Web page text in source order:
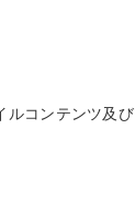
ルコンテンツ及び